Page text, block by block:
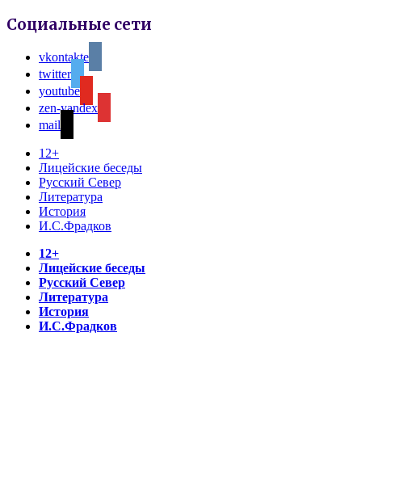
Социальные сети
vkontakte
twitter
youtube
zen-yandex
mail
12+
Лицейские беседы
Русский Север
Литература
История
И.С.Фрадков
12+
Лицейские беседы
Русский Север
Литература
История
И.С.Фрадков